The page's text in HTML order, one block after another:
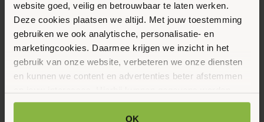
website goed, veilig en betrouwbaar te laten werken.
Deze cookies plaatsen we altijd. Met jouw toestemming
gebruiken we ook analytische, personalisatie- en
marketingcookies. Daarmee krijgen we inzicht in het
gebruik van onze website, verbeteren we onze diensten
en kunnen we content en advertenties beter afstemmen
gedeeld met externe partners.
OK
Donderdag
20
Augustus 2026
09:00 - 10:00
Dorpsstraat 28, Lunteren